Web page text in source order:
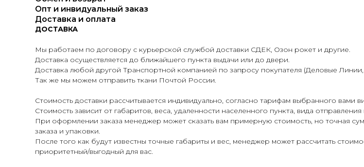
Опт и инвидуальный заказ
Доставка и оплата
ДОСТАВКА
Мы работаем по договору с курьерской службой доставки СДЕК, Озон рокет и другие.
Доставка осуществляется до ближайшего пункта выдачи или до двери.
Доставка любой другой Транспортной компанией по запросу покупателя (Деловые
Так же мы можем отправить ткани Почтой России.
Стоимость доставки рассчитывается индивидуально, согласно тарифам выбранного вами
Стоимость зависит от габаритов, веса, удаленности населенного пункта, вида
При оформлении заказа менеджер может сказать вам примерную стоимость, но точная
заказа и упаковки.
После того как будут известны точные габариты и вес, менеджер может рассчитать
приоритетный/выгодный для вас.